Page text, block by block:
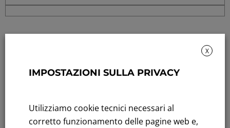
Andamento titolo: Il titolo in Borsa
X
IMPOSTAZIONI SULLA PRIVACY
Utilizziamo cookie tecnici necessari al
corretto funzionamento delle pagine web e,